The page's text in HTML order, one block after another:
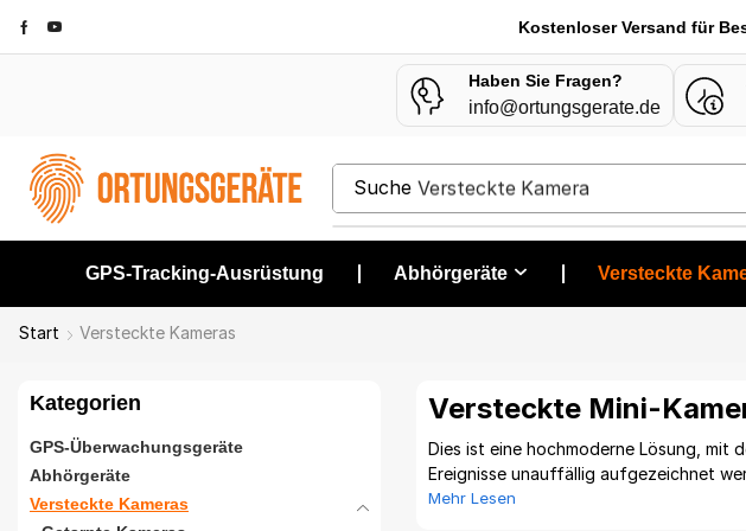
Kostenloser Versand für
Haben Sie Fragen?
info@ortungsgerate.de
Suche Versteckte Kamera
GPS-Tracking-Ausrüstung Abhörgeräte Versteckte
Start Versteckte Kameras
Kategorien
GPS-Überwachungsgeräte
Abhörgeräte
Versteckte Kameras
Versteckte Mini-
Dies ist eine hochmoderne Lösung, mit
Ereignisse unauffällig aufgezeichnet
ihrer Angehörigen gewährleisten
Mehr Lesen